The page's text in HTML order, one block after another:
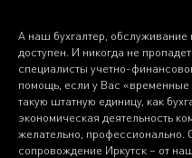
А наш бухгалтер,
доступен. И никогда не
специалисты учетно-
помощь, если у Вас «временные
такую штатную единицу, как
экономическая деятельность
желательно, профессионально.
сопровождение Иркутск – от